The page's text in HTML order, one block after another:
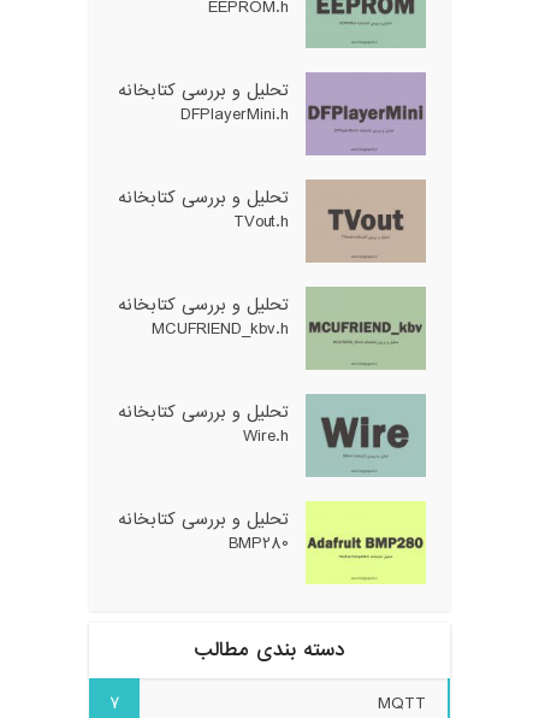
EEPROM.h
تحلیل و بررسی کتابخانه
DFPlayerMini.h
تحلیل و بررسی کتابخانه
TVout.h
تحلیل و بررسی کتابخانه
MCUFRIEND_kbv.h
تحلیل و بررسی کتابخانه
Wire.h
تحلیل و بررسی کتابخانه
BMP280
دسته بندی مطالب
MQTT
7